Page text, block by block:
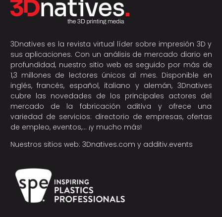
3Dnatives es la revista virtual líder sobre impresión 3D y
sus aplicaciones. Con un análisis de mercado diario en
profundidad, nuestro sitio web es seguido por más de
1,3 millones de lectores únicos al mes. Disponible en
inglés, francés, español, italiano y alemán, 3Dnatives
cubre las novedades de los principales actores del
mercado de la fabricación aditiva y ofrece una
variedad de servicios: directorio de empresas, ofertas
de empleo, eventos,… ¡y mucho más!
Nuestros sitios web: 3Dnatives.com y additiv.events